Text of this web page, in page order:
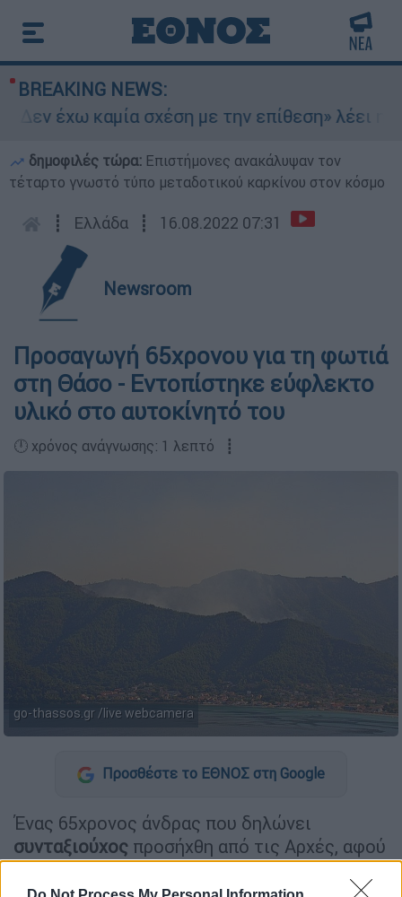
BREAKING NEWS:
έχω καμία σχέση με την επίθεση» λέει η
δημοφιλές τώρα: Επιστήμονες ανακάλυψαν τον
τέταρτο γνωστό τύπο μεταδοτικού καρκίνου στον κόσμο
┋ Ελλάδα ┋ 16.08.2022 07:31
Newsroom
Προσαγωγή 65χρονου για τη φωτιά
στη Θάσο - Εντοπίστηκε εύφλεκτο
υλικό στο αυτοκίνητό του
🕛 χρόνος ανάγνωσης: 1 λεπτό ┋
go-thassos.gr /live webcamera
Προσθέστε το ΕΘΝΟΣ στη Google
Ένας 65χρονος άνδρας που δηλώνει
συνταξιούχος προσήχθη από τις Αρχές, αφού
θεωρείται ύποπτος για τη μεγάληφωτιά που